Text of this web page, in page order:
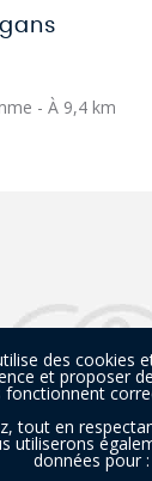
- À 9,4 km
des cookies
et proposer
fonctionnent
tout en
utiliserons
données pour :